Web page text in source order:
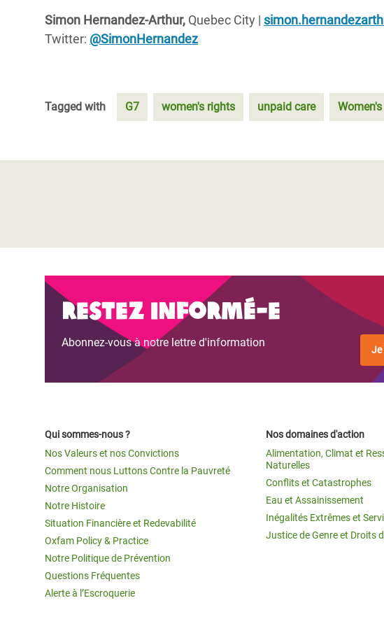
Simon Hernandez-Arthur, Quebec City |
Twitter: @SimonHernandez
Tagged with G7 women's rights unpaid care
Restez informé-e
Abonnez-vous à notre lettre d'information
Je
Qui sommes-nous ?
Nos Valeurs et nos Convictions
Comment nous Luttons Contre la Pauvreté
Notre Organisation
Notre Histoire
Situation Financière et Redevabilité
Oxfam Policy & Practice
Notre Politique de Prévention
Questions Fréquentes
Alerte à l’Escroquerie
Nos domaines d'action
Alimentation, Climat et
Naturelles
Conflits et Catastrophes
Eau et Assainissement
Inégalités Extrêmes et
Justice de Genre et Droits